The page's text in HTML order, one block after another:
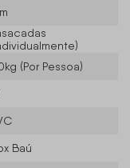
(Por Pessoa)
Baú